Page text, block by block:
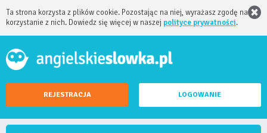
Ta strona korzysta z plików cookie. Pozostając na niej, wyrażasz zgodę na
korzystanie z nich. Dowiedz się więcej w naszej polityce prywatności.
REJESTRACJA LOGOWANIE